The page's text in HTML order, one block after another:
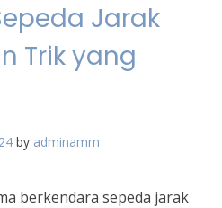
Jarak
Trik yang
by adminamm
berkendara sepeda jarak